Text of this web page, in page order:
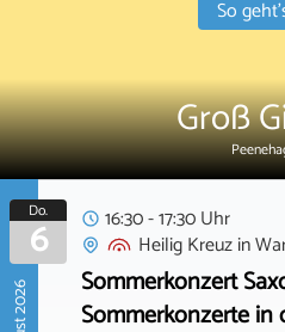
So
Groß
Do.
6
16:30 - 17:30 Uhr
Heilig Kreuzin
Sommerkonzert
Sommerkonzerte in